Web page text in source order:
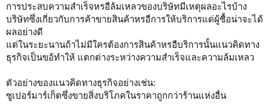
การประสบความสำเร็จหรอืล้มเหลวของบริษัทมีเหตุผลอะไรบ้าง
บริษัทซึ่งเกี่ยวกับการค้าขายสินค้าหรอืการให้บริการแด่ผู้ซื้อน่าจะได้
ผลอย่างดี
แต่ในระยะนานถ้าไม่มีใครต้องการสินค้าหรอืบริการนั้นแนวคิดทาง
ธุรกิจเป็นขอ้ทำให้ แตกต่างระหว่างความสำเร็จและความล้มเหลว
ตัวอย่างของแนวคิดทางธุรกิจอย่างเช่น:
ซูเปอร์มาร์เก็ตซึ่งขายสิ่งบริโภคในราคาถูกกว่าร้านแห่งอื่น